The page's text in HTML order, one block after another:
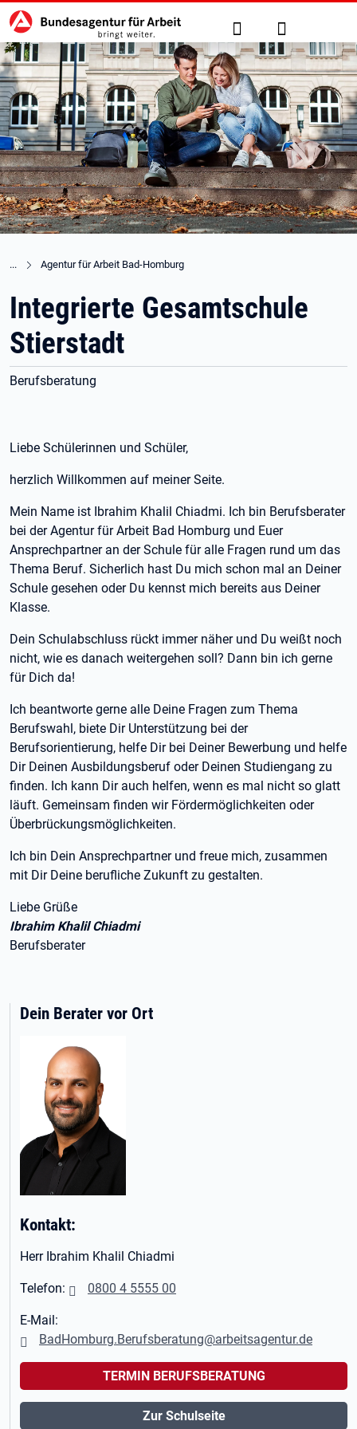
zu den Hauptinhalten springen
Hauptnavigation Suche Anmelden
Agentur für Arbeit Bad-Homburg
Integrierte Gesamtschule
Stierstadt
Berufsberatung
Liebe Schülerinnen und Schüler,
herzlich Willkommen auf meiner Seite.
Mein Name ist Ibrahim Khalil Chiadmi. Ich bin Berufsberater
bei der Agentur für Arbeit Bad Homburg und Euer
Ansprechpartner an der Schule für alle Fragen rund um das
Thema Beruf. Sicherlich hast Du mich schon mal an Deiner
Schule gesehen oder Du kennst mich bereits aus Deiner
Klasse.
Dein Schulabschluss rückt immer näher und Du weißt noch
nicht, wie es danach weitergehen soll? Dann bin ich gerne
für Dich da!
Ich beantworte gerne alle Deine Fragen zum Thema
Berufswahl, biete Dir Unterstützung bei der
Berufsorientierung, helfe Dir bei Deiner Bewerbung und helfe
Dir Deinen Ausbildungsberuf oder Deinen Studiengang zu
finden. Ich kann Dir auch helfen, wenn es mal nicht so glatt
läuft. Gemeinsam finden wir Fördermöglichkeiten oder
Überbrückungsmöglichkeiten.
Ich bin Dein Ansprechpartner und freue mich, zusammen
mit Dir Deine berufliche Zukunft zu gestalten.
Liebe Grüße
Ibrahim Khalil Chiadmi
Berufsberater
Dein Berater vor Ort
Kontakt:
Herr Ibrahim Khalil Chiadmi
Telefon: 0800 4 5555 00
E-Mail:
BadHomburg.Berufsberatung@arbeitsagentur.de
TERMIN BERUFSBERATUNG
Zur Schulseite